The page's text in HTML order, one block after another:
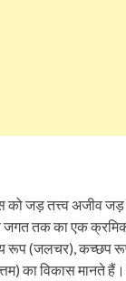
को जड़ तत्त्व अजीव
जगत तक का एक
रूप (जलचर), कच्छप
का विकास